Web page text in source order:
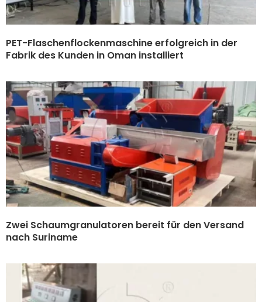
PET-Flaschenflockenmaschine erfolgreich in der
Fabrik des Kunden in Oman installiert
Zwei Schaumgranulatoren bereit für den Versand
nach Suriname